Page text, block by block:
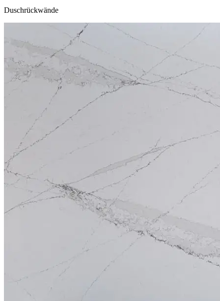
Duschrückwände